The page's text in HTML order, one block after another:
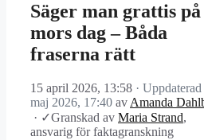
Säger man grattis på
mors dag – Båda
fraserna rätt
15 april 2026, 13:58 · Uppdaterad
maj 2026, 17:40 av Amanda
· ✓Granskad av Maria Strand,
ansvarig för faktagranskning